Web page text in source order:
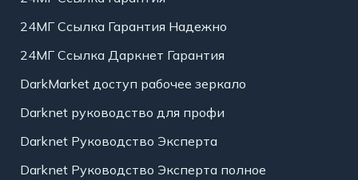
24МГ Ссылка Гарантия Надежно
24МГ Ссылка Даркнет Гарантия
DarkMarket доступ рабочее зеркало
Darknet руководство для профи
Darknet Руководство Эксперта
Darknet Руководство Эксперта полное